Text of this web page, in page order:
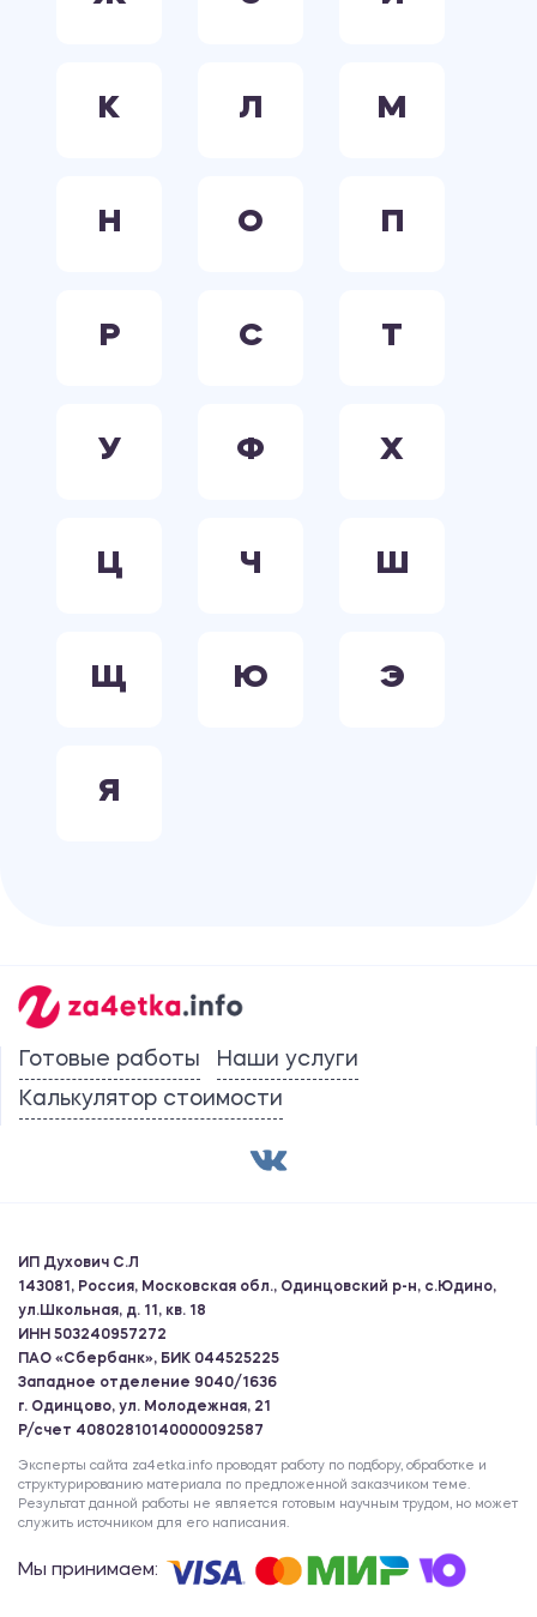
К Л М
Н О П
Р С Т
У Ф Х
Ц Ч Ш
Щ Ю Э
Я
Готовые работы
Наши услуги
Калькулятор стоимости
ИП Духович С.Л
143081, Россия, Московская обл., Одинцовский р-н, с.Юдино,
ул.Школьная, д. 11, кв. 18
ИНН 503240957272
ПАО «Сбербанк», БИК 044525225
Западное отделение 9040/1636
г. Одинцово, ул. Молодежная, 21
Р/счет 40802810140000092587
Эксперты сайта za4etka.info проводят работу по подбору, обработке и
структурированию материала по предложенной заказчиком теме.
Результат данной работы не является готовым научным трудом, но может
служить источником для его написания.
Мы принимаем: